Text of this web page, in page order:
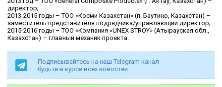
директор;
2013-2015 годы – ТОО «Косми Казахстан» (п. Баутино, Казахстан) –
заместитель представителя подрядчика/управляющий директор;
2015-2016 годы – ТОО «Компания «UNEX STROY» (Атырауская обл.,
Казахстан) – главный механик проекта.
Подписывайтесь на наш Telegram канал -
будьте в курсе всех новостей